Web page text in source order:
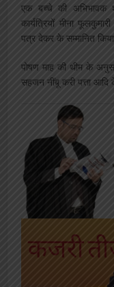
एक बच्चे की अभिभावक
कार्यत्रियों मीना
पत्र देकर के सम्मानित
पोषण माह की थीम के
सहजन नींबू करी पत्ता आदि